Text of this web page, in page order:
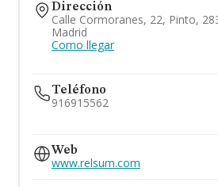
Dirección
Calle Cormoranes, 22, Pinto,
Madrid
Como llegar
Teléfono
916915562
Web
www.relsum.com